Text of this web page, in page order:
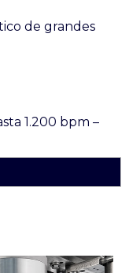
de grandes
1.200 bpm –